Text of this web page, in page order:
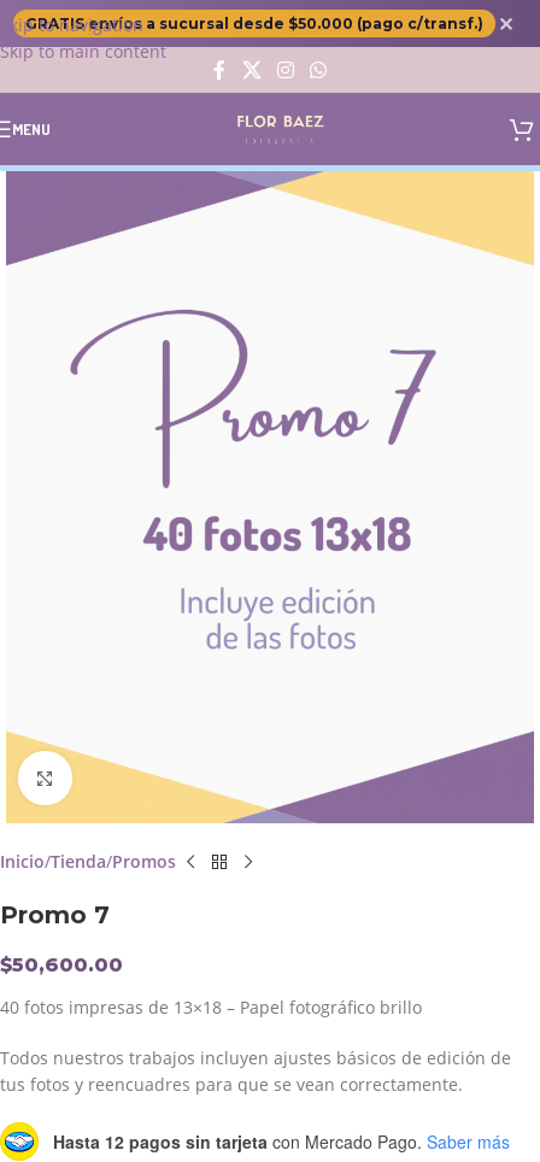
Skip to navigation
Skip to main content
GRATIS envíos a sucursal desde $50.000 (pago c/transf.) ✕
MENU
Click to enlarge
Inicio Tienda Promos
Promo 7
$50,600.00
40 fotos impresas de 13×18 – Papel fotográfico brillo
Todos nuestros trabajos incluyen ajustes básicos de edición de
tus fotos y reencuadres para que se vean correctamente.
Hasta 12 pagos sin tarjeta con Mercado Pago. Saber más